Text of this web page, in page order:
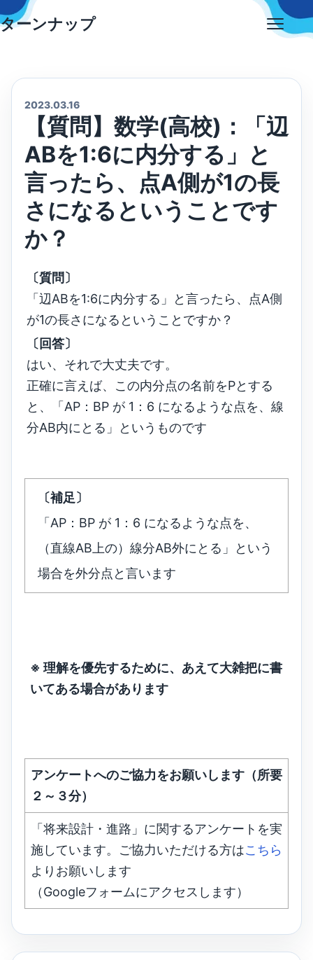
Skip
to
ターンナップ
2023.03.16
【質問】数学(高校)：「辺
ABを1:6に内分する」と
言ったら、点A側が1の長
さになるということです
か？
〔質問〕
「辺ABを1:6に内分する」と言ったら、点A側
が1の長さになるということですか？
〔回答〕
はい、それで大丈夫です。
正確に言えば、この内分点の名前をPとする
と、「AP：BP が 1：6 になるような点を、線
分AB内にとる」というものです
〔補足〕
「AP：BP が 1：6 になるような点を、
（直線AB上の）線分AB外にとる」という
場合を外分点と言います
※ 理解を優先するために、あえて大雑把に書
いてある場合があります
アンケートへのご協力をお願いします（所要
２～３分）
「将来設計・進路」に関するアンケートを実
施しています。ご協力いただける方はこちら
よりお願いします
（Googleフォームにアクセスします）